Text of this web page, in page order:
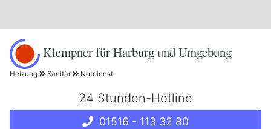
Klempner für Harburg und Umgebung
Heizung Sanitär Notdienst
24 Stunden-Hotline
01516 - 113 32 80